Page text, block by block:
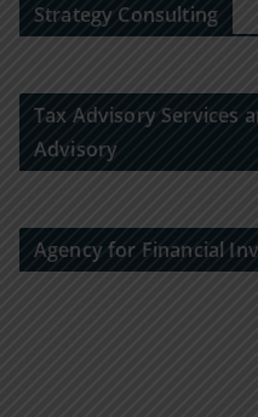
Strategy Consulting
Tax Advisory Services
Advisory
Agency for Financial